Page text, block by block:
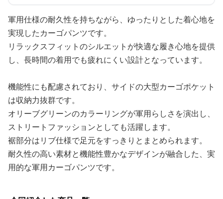
軍用仕様の耐久性を持ちながら、ゆったりとした着心地を
実現したカーゴパンツです。
リラックスフィットのシルエットが快適な履き心地を提供
し、長時間の着用でも疲れにくい設計となっています。
機能性にも配慮されており、サイドの大型カーゴポケット
は収納力抜群です。
オリーブグリーンのカラーリングが軍用らしさを演出し、
ストリートファッションとしても活躍します。
裾部分はリブ仕様で足元をすっきりとまとめられます。
耐久性の高い素材と機能性豊かなデザインが融合した、実
用的な軍用カーゴパンツです。